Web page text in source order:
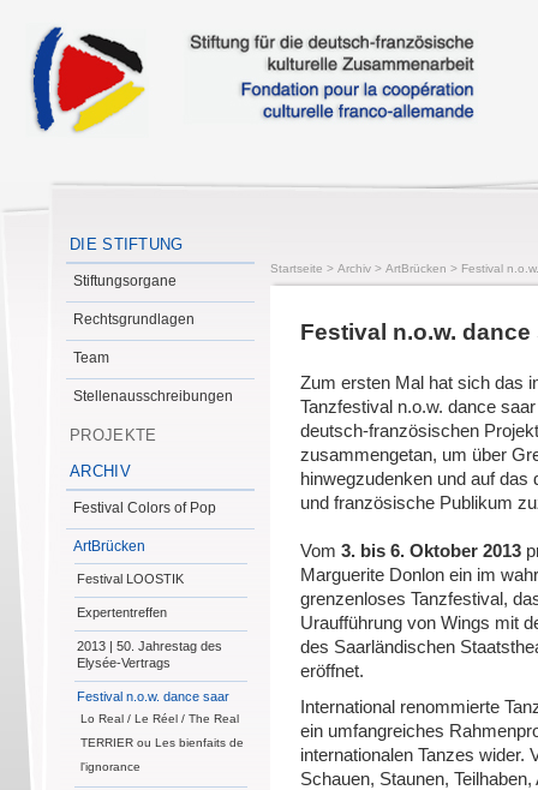
DIE STIFTUNG
Stiftungsorgane
Rechtsgrundlagen
Team
Stellenausschreibungen
PROJEKTE
ARCHIV
Festival Colors of Pop
ArtBrücken
Festival LOOSTIK
Expertentreffen
2013 | 50. Jahrestag des
Elysée-Vertrags
Festival n.o.w. dance saar
Lo Real / Le Réel / The Real
TERRIER ou Les bienfaits de
l'ignorance
Startseite > Archiv > ArtBrücken > Festival
Festival n.o.w. dance
Zum ersten Mal hat sich das
Tanzfestival n.o.w. dance
deutsch-französischen
zusammengetan, um über
hinwegzudenken und auf das
und französische Publikum
Vom 3. bis 6. Oktober 2013
Marguerite Donlon ein im
grenzenloses Tanzfestival,
Uraufführung von Wings mit
des Saarländischen
eröffnet.
International renommierte
ein umfangreiches
internationalen Tanzes wider.
Schauen, Staunen,